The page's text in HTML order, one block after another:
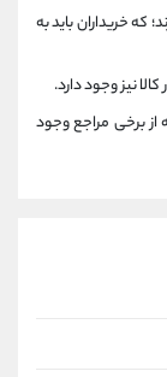
که خریداران باید به
نیز وجود دارد.
از برخی مراجع وجود